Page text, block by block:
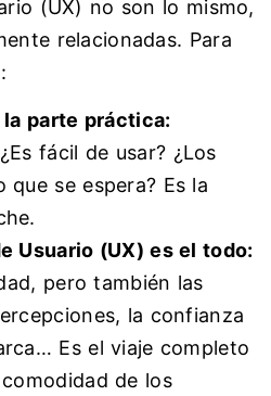
(UX) no son lo mismo,
relacionadas. Para
la parte práctica:
fácil de usar? ¿Los
que se espera? Es la
Usuario (UX) es el todo:
pero también las
la confianza
Es el viaje completo
de los